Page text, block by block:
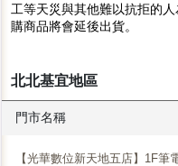
工等天災與其他難以抗拒的
購商品將會延後出貨。
北北基宜地區
門市名稱
【光華數位新天地五店】1F筆